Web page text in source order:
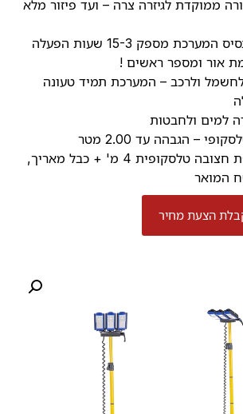
ממוקדת לגיזרה צרה – ועד פיזור מלא
מצבר נטען בבסיס המערכת מספק 15-3 שעות הפעלה
אור ומספר ראשים !
ולרכב – המערכת תמיד טעונה
למים ולחבטות
– הגבהה עד 2.00 מטר
אופציה: תוספת חצובה טלסקופית 4 מ' + כבל מאריך,
המואר
הצעת מחיר